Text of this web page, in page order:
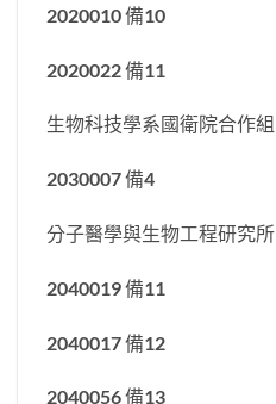
2020010 備10
2020022 備11
生物科技學系國衛院合作組
2030007 備4
分子醫學與生物工程研究所
2040019 備11
2040017 備12
2040056 備13